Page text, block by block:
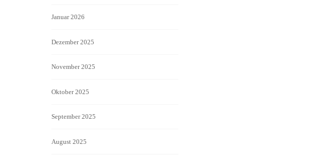
Januar 2026
Dezember 2025
November 2025
Oktober 2025
September 2025
August 2025